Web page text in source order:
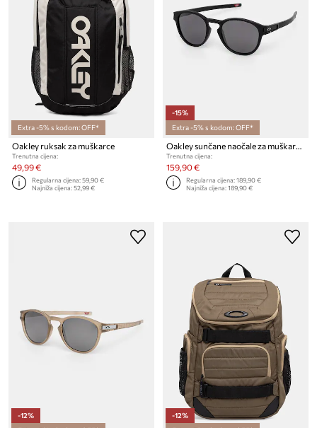
Extra -5% s kodom: OFF*
Oakley ruksak za muškarce
Trenutna cijena:
49,99 €
Regularna cijena:59,90 €
Najniža cijena:52,99 €
-15%
Extra -5% s kodom: OFF*
Oakley sunčane naočale za muškarce
Trenutna cijena:
159,90 €
Regularna cijena:189,90 €
Najniža cijena:189,90 €
-12%
-12%